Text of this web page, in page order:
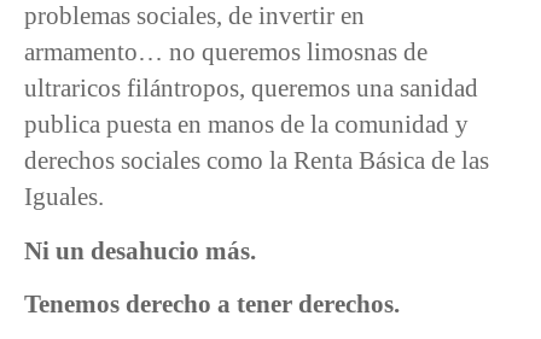
problemas sociales, de invertir en
armamento… no queremos limosnas de
ultraricos filántropos, queremos una sanidad
publica puesta en manos de la comunidad y
derechos sociales como la Renta Básica de las
Iguales.
Ni un desahucio más.
Tenemos derecho a tener derechos.